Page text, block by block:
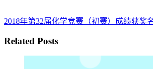
2018年第32届化学竞赛（初赛）成绩获奖
Related Posts